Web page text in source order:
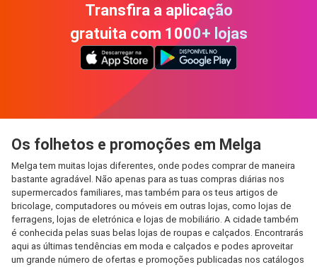
Transfira a aplicação
gratuita com 1000+ lojas
Os folhetos e promoções em Melga
Melga tem muitas lojas diferentes, onde podes comprar de maneira
bastante agradável. Não apenas para as tuas compras diárias nos
supermercados familiares, mas também para os teus artigos de
bricolage, computadores ou móveis em outras lojas, como lojas de
ferragens, lojas de eletrónica e lojas de mobiliário. A cidade também
é conhecida pelas suas belas lojas de roupas e calçados. Encontrarás
aqui as últimas tendências em moda e calçados e podes aproveitar
um grande número de ofertas e promoções publicadas nos catálogos